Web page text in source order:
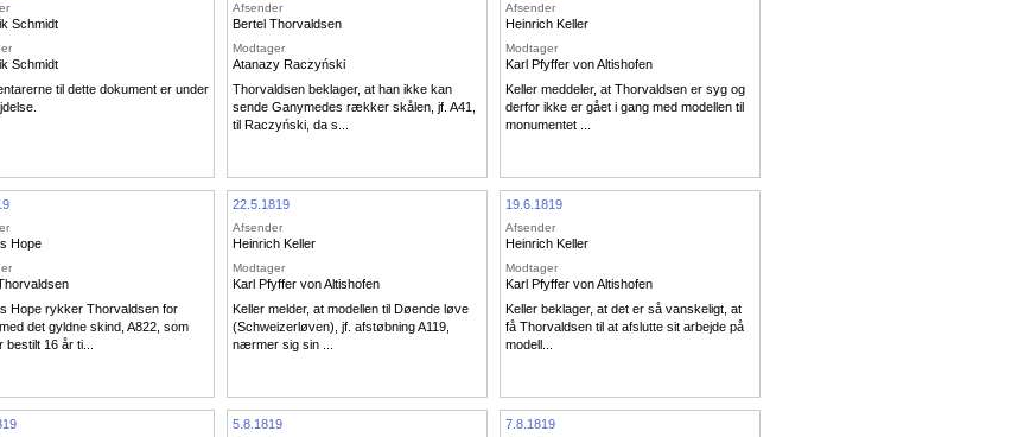
Schmidt
Schmidt
til dette dokument er under
Afsender
Bertel Thorvaldsen
Modtager
Atanazy Raczyński
Thorvaldsen beklager, at han ikke kan
sende Ganymedes rækker skålen, jf. A41,
til Raczyński, da s...
Afsender
Heinrich Keller
Modtager
Karl Pfyffer von Altishofen
Keller meddeler, at Thorvaldsen er syg og
derfor ikke er gået i gang med modellen til
monumentet ...
Hope
Hope rykker Thorvaldsen for
det gyldne skind, A822, som
bestilt 16 år ti...
22.5.1819
Afsender
Heinrich Keller
Modtager
Karl Pfyffer von Altishofen
Keller melder, at modellen til Døende løve
(Schweizerløven), jf. afstøbning A119,
nærmer sig sin ...
19.6.1819
Afsender
Heinrich Keller
Modtager
Karl Pfyffer von Altishofen
Keller beklager, at det er så vanskeligt, at
få Thorvaldsen til at afslutte sit arbejde på
modell...
5.8.1819 7.8.1819